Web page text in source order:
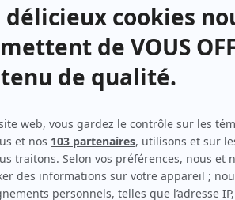
Robert LaPalme(Le lutin)
Robert Gadouas( Rôle inconnu)
Guy L'Écuyer(Rôle inconnu
Rôle inconnu
Jean-Louis Millette(Rôle inconnu )
Claude Préfontaine(Rôle inconnu)
Christiane Ranger(Rôle inconnu)